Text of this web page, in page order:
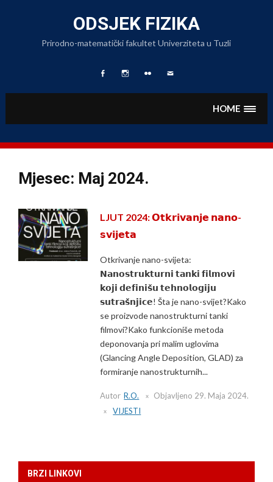
content
ODSJEK FIZIKA
Prirodno-matematički fakultet Univerziteta u Tuzli
Page
na
Albumnam
HOME
Mjesec: Maj 2024.
LJUT 2024: 𝗢𝘁𝗸𝗿𝗶𝘃𝗮𝗻𝗷𝗲 𝗻𝗮𝗻𝗼-
𝘀𝘃𝗶𝗷𝗲𝘁𝗮
Otkrivanje nano-svijeta:
𝗡𝗮𝗻𝗼𝘀𝘁𝗿𝘂𝗸𝘁𝘂𝗿𝗻𝗶 𝘁𝗮𝗻𝗸𝗶 𝗳𝗶𝗹𝗺𝗼𝘃𝗶
𝗸𝗼𝗷𝗶 𝗱𝗲𝗳𝗶𝗻𝗶𝘀̌𝘂 𝘁𝗲𝗵𝗻𝗼𝗹𝗼𝗴𝗶𝗷𝘂
𝘀𝘂𝘁𝗿𝗮𝘀̌𝗻𝗷𝗶𝗰𝗲! Šta je nano-svijet?Kako
se proizvode nanostrukturni tanki
filmovi?Kako funkcioniše metoda
deponovanja pri malim uglovima
(Glancing Angle Deposition, GLAD) za
formiranje nanostrukturnih...
Autor R.O. Objavljeno 29. Maja 2024.
VIJESTI
BRZI LINKOVI